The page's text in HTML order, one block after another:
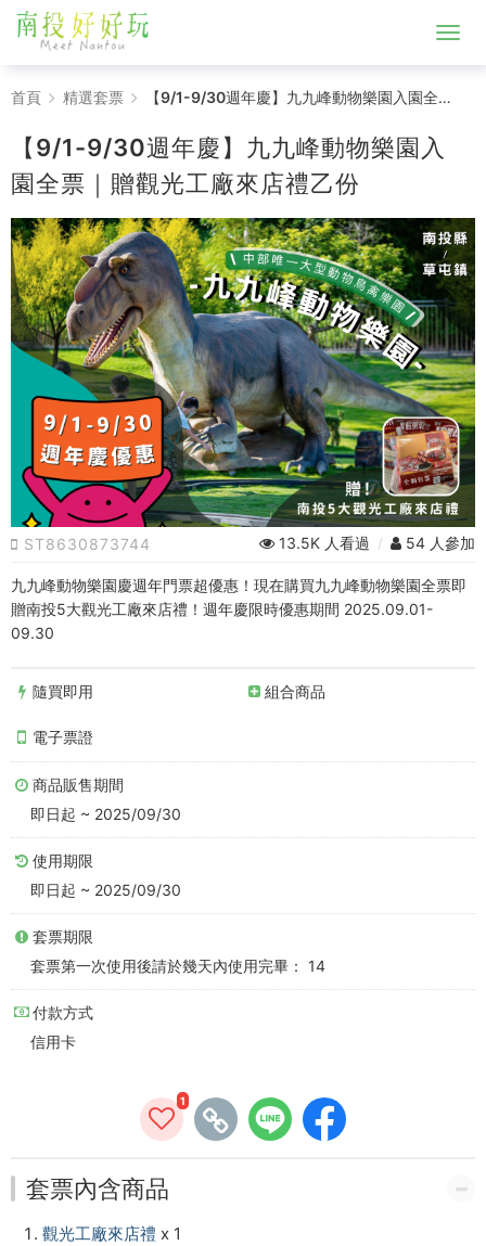
【9/1-
9/30
週
年
慶】
九
九
峰
物
樂
園
入
全
票
｜
贈
觀
光
工
廠
來
乙
份
首頁 精選套票 【9/1-9/30週年慶】九九峰動物樂園入園全票｜贈觀光工廠來店禮乙份
【9/1-9/30週年慶】九九峰動物樂園入
園全票｜贈觀光工廠來店禮乙份
ST8630873744 13.5K 人看過 / 54 人參加
九九峰動物樂園慶週年門票超優惠！現在購買九九峰動物樂園全票即
贈南投5大觀光工廠來店禮！週年慶限時優惠期間 2025.09.01-
09.30
隨買即用 組合商品
電子票證
商品販售期間
即日起 ~ 2025/09/30
使用期限
即日起 ~ 2025/09/30
套票期限
套票第一次使用後請於幾天內使用完畢： 14
付款方式
信用卡
1
套票內含商品
觀光工廠來店禮 x 1